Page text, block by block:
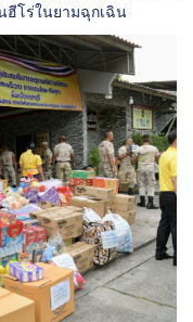
ฮีโร่ในยามฉุกเฉิน